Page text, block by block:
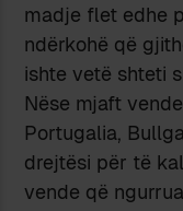
madje flet edhe
ndërkohë që
ishte vetë shteti
Nëse mjaft
Portugalia,
drejtësi për të
vende që